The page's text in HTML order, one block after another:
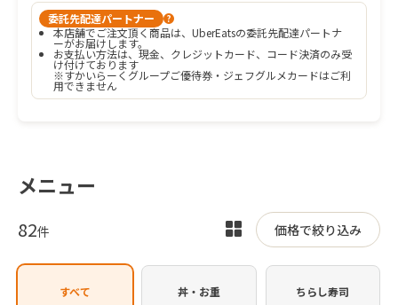
委託先配達パートナー ?
本店舗でご注文頂く商品は、UberEatsの委託先配達パートナ
ーがお届けします。
お支払い方法は、現金、クレジットカード、コード決済のみ受
け付けております
※すかいらーくグループご優待券・ジェフグルメカードはご利
用できません
メニュー
82件
表
を
価格で絞り込み
すべて 丼・お重 ちらし寿司